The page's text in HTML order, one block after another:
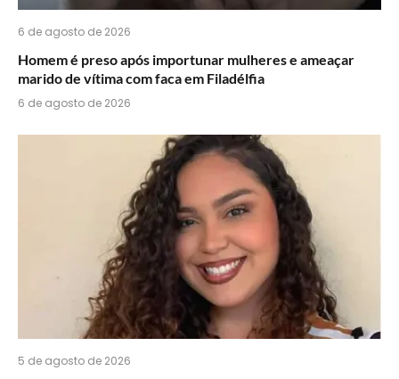
6 de agosto de 2026
Homem é preso após importunar mulheres e ameaçar
marido de vítima com faca em Filadélfia
6 de agosto de 2026
5 de agosto de 2026